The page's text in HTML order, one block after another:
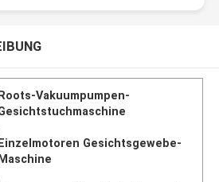
Vakuumpumpen-
Gesichtsgewebe-